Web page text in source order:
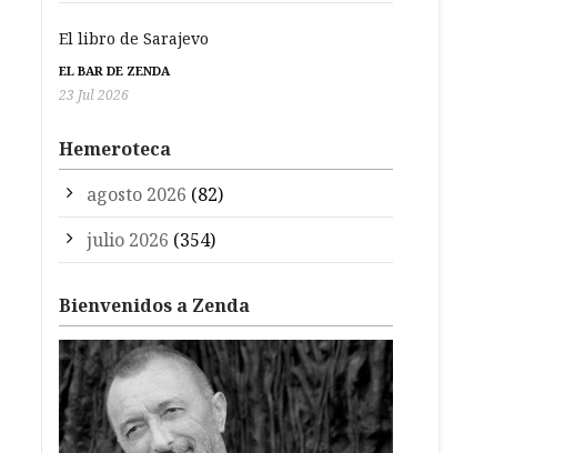
El libro de Sarajevo
EL BAR DE ZENDA
23 Jul 2026
Hemeroteca
agosto 2026 (82)
julio 2026 (354)
Bienvenidos a Zenda